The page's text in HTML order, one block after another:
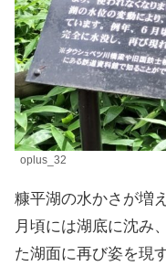
oplus_32
糠平湖の水かさが増
月頃には湖底に沈み
た湖面に再び姿を現